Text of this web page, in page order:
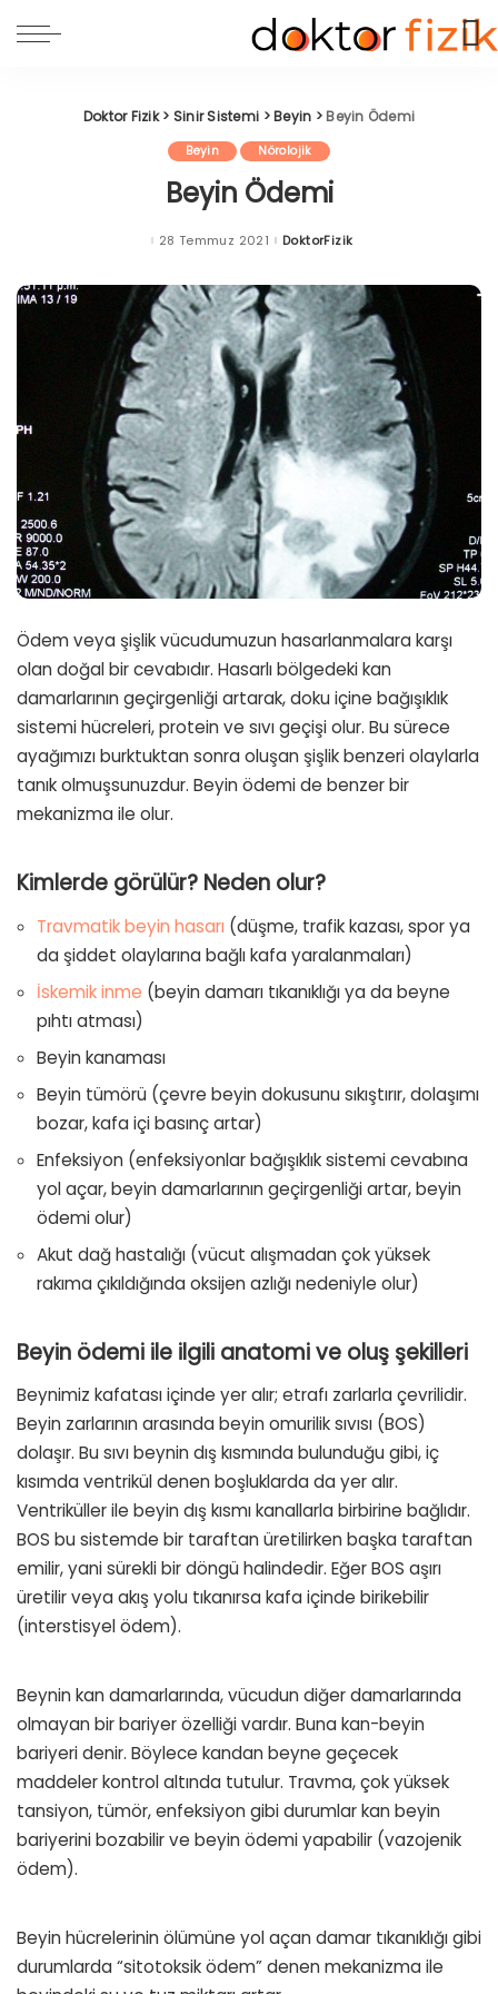
Doktor Fizik> Sinir Sistemi >Beyin > Beyin Ödemi
Beyin Nörolojik
Beyin Ödemi
28 Temmuz 2021 Posted
DoktorFizik
Ödem veya şişlik vücudumuzun hasarlanmalara karşı
olan doğal bir cevabıdır. Hasarlı bölgedeki kan
damarlarının geçirgenliği artarak, doku içine bağışıklık
sistemi hücreleri, protein ve sıvı geçişi olur. Bu sürece
ayağımızı burktuktan sonra oluşan şişlik benzeri olaylarla
tanık olmuşsunuzdur. Beyin ödemi de benzer bir
mekanizma ile olur.
Kimlerde görülür? Neden olur?
Travmatik beyin hasarı (düşme, trafik kazası, spor ya
da şiddet olaylarına bağlı kafa yaralanmaları)
İskemik inme (beyin damarı tıkanıklığı ya da beyne
pıhtı atması)
Beyin kanaması
Beyin tümörü (çevre beyin dokusunu sıkıştırır, dolaşımı
bozar, kafa içi basınç artar)
Enfeksiyon (enfeksiyonlar bağışıklık sistemi cevabına
yol açar, beyin damarlarının geçirgenliği artar, beyin
ödemi olur)
Akut dağ hastalığı (vücut alışmadan çok yüksek
rakıma çıkıldığında oksijen azlığı nedeniyle olur)
Beyin ödemi ile ilgili anatomi ve oluş şekilleri
Beynimiz kafatası içinde yer alır; etrafı zarlarla çevrilidir.
Beyin zarlarının arasında beyin omurilik sıvısı (BOS)
dolaşır. Bu sıvı beynin dış kısmında bulunduğu gibi, iç
kısımda ventrikül denen boşluklarda da yer alır.
Ventriküller ile beyin dış kısmı kanallarla birbirine bağlıdır.
BOS bu sistemde bir taraftan üretilirken başka taraftan
emilir, yani sürekli bir döngü halindedir. Eğer BOS aşırı
üretilir veya akış yolu tıkanırsa kafa içinde birikebilir
(interstisyel ödem).
Beynin kan damarlarında, vücudun diğer damarlarında
olmayan bir bariyer özelliği vardır. Buna kan-beyin
bariyeri denir. Böylece kandan beyne geçecek
maddeler kontrol altında tutulur. Travma, çok yüksek
tansiyon, tümör, enfeksiyon gibi durumlar kan beyin
bariyerini bozabilir ve beyin ödemi yapabilir (vazojenik
ödem).
Beyin hücrelerinin ölümüne yol açan damar tıkanıklığı gibi
durumlarda “sitotoksik ödem” denen mekanizma ile